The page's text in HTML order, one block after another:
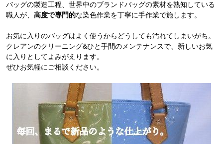
バッグの製造工程、世界中のブランドバッグの素材を熟知している
職人が、 高度で専門的な染色作業を丁寧に手作業で施します。
お気に入りのバッグはよく使うからどうしても汚れてしまいがち。
クレアンのクリーニング&ひと手間のメンテナンスで、新しいお気
に入りとしてよみがえります。
ぜひお気軽にご相談ください。